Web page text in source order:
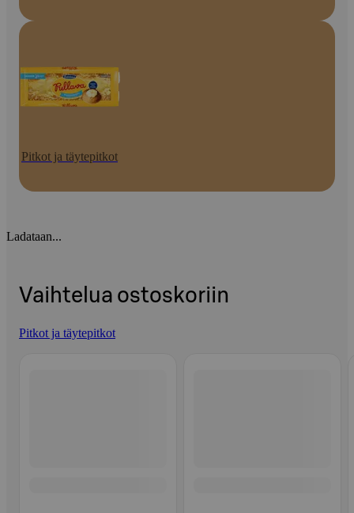
Pitkot ja täytepitkot
Ladataan...
Vaihtelua ostoskoriin
Pitkot ja täytepitkot